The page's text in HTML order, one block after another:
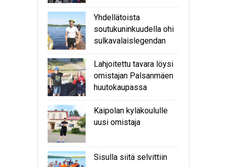
Yhdellätoista
soutukuninkuudella ohi
sulkavalaislegendan
Lahjoitettu tavara löysi
omistajan Palsanmäen
huutokaupassa
Kaipolan kyläkoululle
uusi omistaja
Sisulla siitä selvittiin